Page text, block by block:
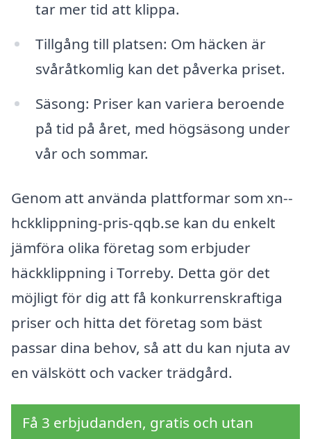
tar mer tid att klippa.
Tillgång till platsen: Om häcken är
svåråtkomlig kan det påverka priset.
Säsong: Priser kan variera beroende
på tid på året, med högsäsong under
vår och sommar.
Genom att använda plattformar som xn--
hckklippning-pris-qqb.se kan du enkelt
jämföra olika företag som erbjuder
häckklippning i Torreby. Detta gör det
möjligt för dig att få konkurrenskraftiga
priser och hitta det företag som bäst
passar dina behov, så att du kan njuta av
en välskött och vacker trädgård.
Få 3 erbjudanden, gratis och utan